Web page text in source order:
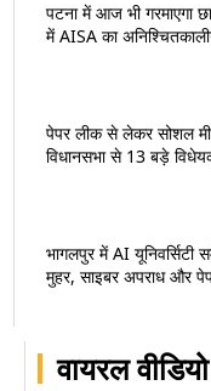
वायरल वीडियो
पटना में आज भी गरमाएगा
में AISA का
पेपर लीक से लेकर सोशल
विधानसभा से 13 बड़े
भागलपुर में AI
मुहर, साइबर अपराध और